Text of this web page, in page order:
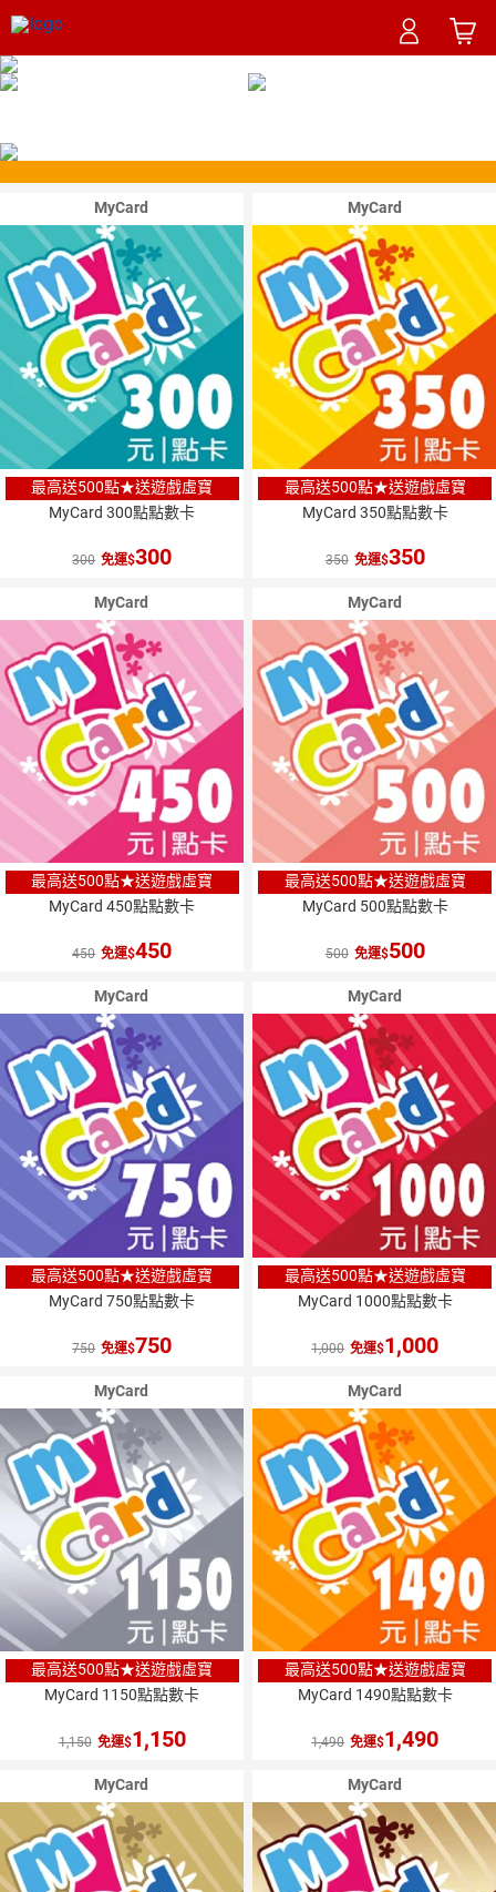
MyCard
最高送500點★送遊戲虛寶
MyCard 300點點數卡
300 免運 300
MyCard
最高送500點★送遊戲虛寶
MyCard 350點點數卡
350 免運 350
MyCard
最高送500點★送遊戲虛寶
MyCard 450點點數卡
450 免運 450
MyCard
最高送500點★送遊戲虛寶
MyCard 500點點數卡
500 免運 500
MyCard
最高送500點★送遊戲虛寶
MyCard 750點點數卡
750 免運 750
MyCard
最高送500點★送遊戲虛寶
MyCard 1000點點數卡
1,000 免運 1,000
MyCard
最高送500點★送遊戲虛寶
MyCard 1150點點數卡
1,150 免運 1,150
MyCard
最高送500點★送遊戲虛寶
MyCard 1490點點數卡
1,490 免運 1,490
MyCard MyCard